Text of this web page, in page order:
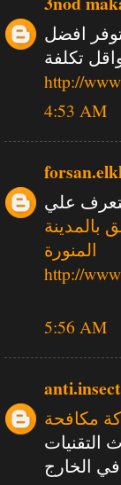
افضل
تكلفة
http://
4:53 AM
علي
المنورة
http://
5:56 AM
مكافحة
التقنيات
الخارج